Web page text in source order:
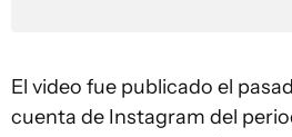
El video fue publicado el
cuenta de Instagram del